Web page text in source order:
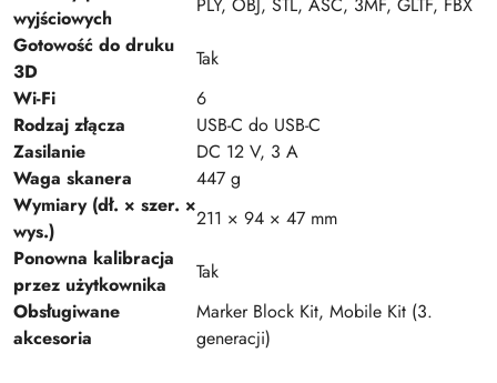
wyjściowych
Gotowość do druku
3D
Tak
Wi-Fi
6
Rodzaj złącza
USB-C do USB-C
Zasilanie
DC 12 V, 3 A
Waga skanera
447 g
Wymiary (dł. × szer. ×
wys.)
211 × 94 × 47 mm
Ponowna kalibracja
przez użytkownika
Tak
Obsługiwane
akcesoria
Marker Block Kit, Mobile Kit (3.
generacji)